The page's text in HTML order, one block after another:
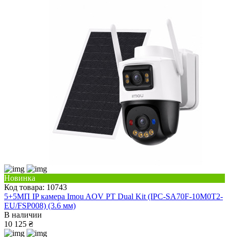
Новинка
Код товара: 10743
5+5МП IP камера Imou AOV PT Dual Kit (IPC-SA70F-10M0T2-
EU/FSP008) (3.6 мм)
В наличии
10 125 ₴